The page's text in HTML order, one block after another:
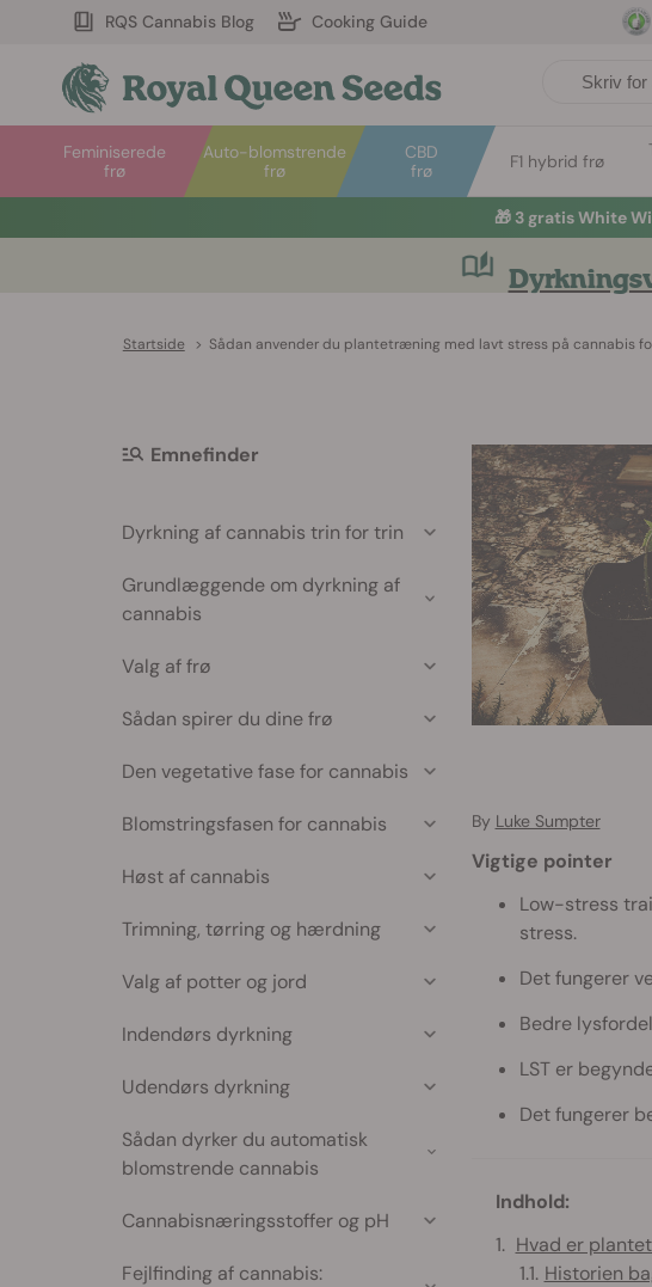
RQS Cannabis Blog Cooking Guide
Auto-blomstrende
frø
Feminiserede
frø
CBD
frø
F1 hybrid frø
🎁 3 gratis White
Startside > Sådan anvender du plantetræning med lavt stress på cannabis
By Luke Sumpter
Vigtige pointer
Low-stress
stress.
Det fungerer
Bedre
LST er
Det fungerer
Indhold:
Hvad er
Historien
Emnefinder
Dyrkning af cannabis trin for trin
Grundlæggende om dyrkning af
cannabis
Valg af frø
Sådan spirer du dine frø
Den vegetative fase for cannabis
Blomstringsfasen for cannabis
Høst af cannabis
Trimning, tørring og hærdning
Valg af potter og jord
Indendørs dyrkning
Udendørs dyrkning
Sådan dyrker du automatisk
blomstrende cannabis
Cannabisnæringsstoffer og pH
Fejlfinding af cannabis: